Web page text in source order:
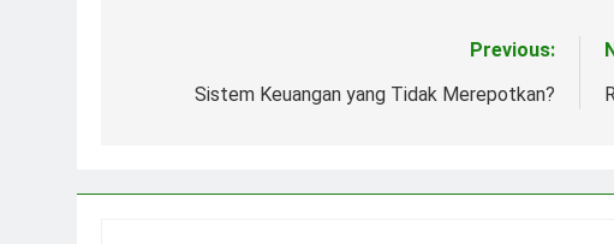
navigation
Previous:
Sistem Keuangan yang Tidak Merepotkan?